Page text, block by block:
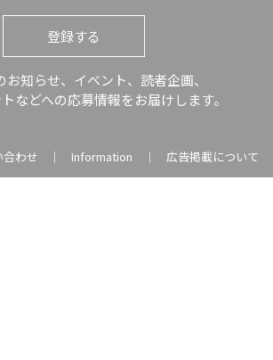
登録する
お知らせ、イベント、読者企画、
などへの応募情報をお届けします。
合わせ ｜ Information ｜ 広告掲載について